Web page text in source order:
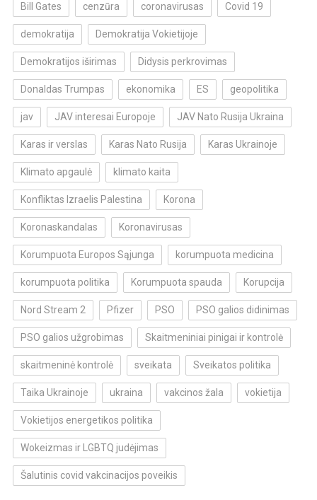
Bill Gates cenzūra coronavirusas Covid 19
demokratija Demokratija Vokietijoje
Demokratijos iširimas Didysis perkrovimas
Donaldas Trumpas ekonomika ES geopolitika
jav JAV interesai Europoje JAV Nato Rusija Ukraina
Karas ir verslas Karas Nato Rusija Karas Ukrainoje
Klimato apgaulė klimato kaita
Konfliktas Izraelis Palestina Korona
Koronaskandalas Koronavirusas
Korumpuota Europos Sąjunga korumpuota medicina
korumpuota politika Korumpuota spauda Korupcija
Nord Stream 2 Pfizer PSO PSO galios didinimas
PSO galios užgrobimas Skaitmeniniai pinigai ir kontrolė
skaitmeninė kontrolė sveikata Sveikatos politika
Taika Ukrainoje ukraina vakcinos žala vokietija
Vokietijos energetikos politika
Wokeizmas ir LGBTQ judėjimas
Šalutinis covid vakcinacijos poveikis